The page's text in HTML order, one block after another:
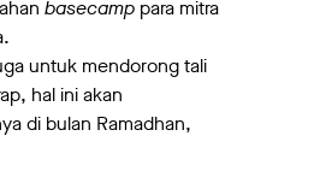
basecamp para mitra
untuk mendorong tali
hal ini akan
di bulan Ramadhan,